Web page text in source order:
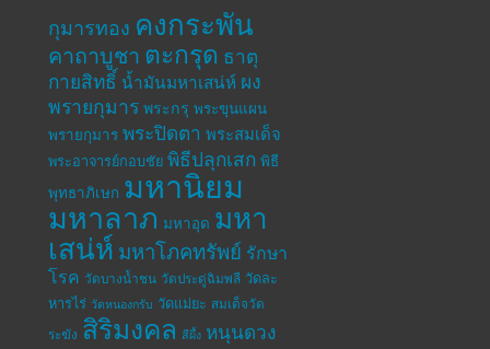
กุมารทอง คงกระพัน
คาถาบูชา ตะกรุด ธาตุ
กายสิทธิ์ น้ำมันมหาเสน่ห์ ผง
พรายกุมาร พระกรุ พระขุนแผน
พรายกุมาร พระปิดตา พระสมเด็จ
พระอาจารย์กอบชัย พิธีปลุกเสก พิธี
พุทธาภิเษก มหานิยม
มหาลาภ มหาอุด มหา
เสน่ห์ มหาโภคทรัพย์ รักษา
โรค วัดบางน้ำชน วัดประดู่ฉิมพลี วัดละ
หารไร่ วัดหนองกรับ วัดแม่ยะ สมเด็จวัด
ระฆัง สิริมงคล สีผึ้ง หนุนดวง